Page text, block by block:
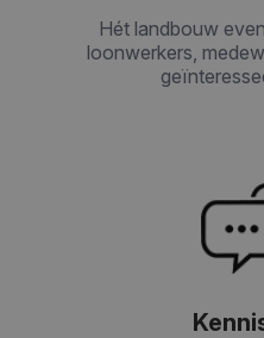
Hét landbouw
loonwerkers,